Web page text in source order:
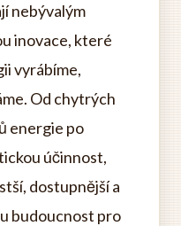
nebývalým
inovace, které
vyrábíme,
Od chytrých
energie po
účinnost,
dostupnější a
budoucnost pro